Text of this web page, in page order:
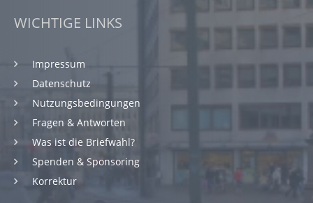
WICHTIGE LINKS
Impressum
Datenschutz
Nutzungsbedingungen
Fragen & Antworten
Was ist die Briefwahl?
Spenden & Sponsoring
Korrektur